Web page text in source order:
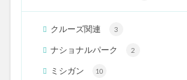
クルーズ関連 3
ナショナルパーク 2
ミシガン 10